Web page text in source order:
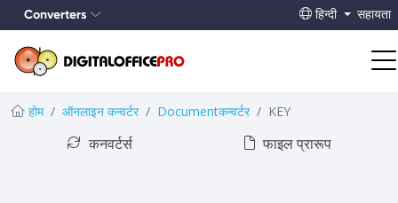
Converters हिन्दी सहायता
होम ऑनलाइन कन्वर्टर Documentकन्वर्टर
KEY
कनवर्टर्स
फाइल प्रारूप